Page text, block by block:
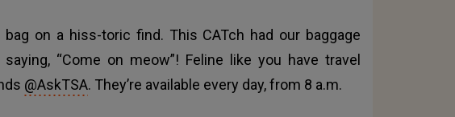
on a hiss-toric find. This CATch had our baggage
saying, “Come on meow”! Feline like you have travel
@AskTSA. They’re available every day, from 8 a.m.